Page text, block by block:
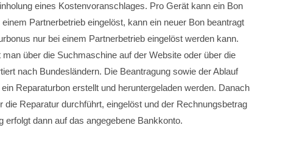
eines Kostenvoranschlages. Pro Gerät kann ein Bon
Partnerbetrieb eingelöst, kann ein neuer Bon beantragt
nur bei einem Partnerbetrieb eingelöst werden kann.
über die Suchmaschine auf der Website oder über die
nach Bundesländern. Die Beantragung sowie der Ablauf
Reparaturbon erstellt und heruntergeladen werden. Danach
die Reparatur durchführt, eingelöst und der Rechnungsbetrag
erfolgt dann auf das angegebene Bankkonto.